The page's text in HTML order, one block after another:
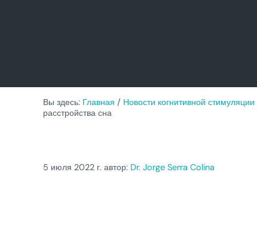
Вы здесь: Главная / Новости когнитивной стимуляции
расстройства сна
5 июля 2022 г. автор: Dr. Jorge Serra Colina